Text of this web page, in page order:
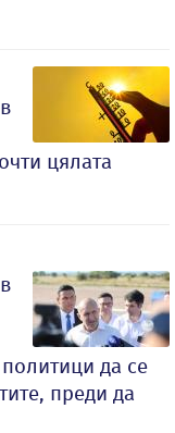
цялата
да се
преди да